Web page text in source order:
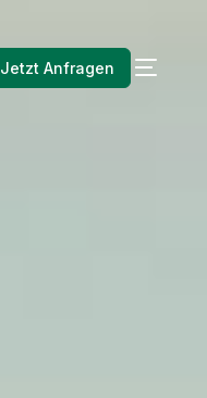
Jetzt Anfragen